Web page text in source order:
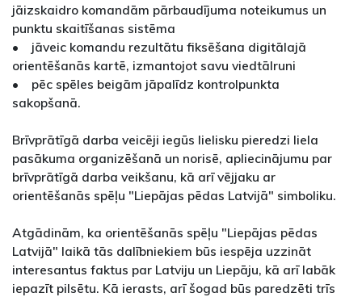
jāizskaidro komandām pārbaudījuma noteikumus un
punktu skaitīšanas sistēma
• jāveic komandu rezultātu fiksēšana digitālajā
orientēšanās kartē, izmantojot savu viedtālruni
• pēc spēles beigām jāpalīdz kontrolpunkta
sakopšanā.
Brīvprātīgā darba veicēji iegūs lielisku pieredzi liela
pasākuma organizēšanā un norisē, apliecinājumu par
brīvprātīgā darba veikšanu, kā arī vējjaku ar
orientēšanās spēļu "Liepājas pēdas Latvijā" simboliku.
Atgādinām, ka orientēšanās spēļu "Liepājas pēdas
Latvijā" laikā tās dalībniekiem būs iespēja uzzināt
interesantus faktus par Latviju un Liepāju, kā arī labāk
iepazīt pilsētu. Kā ierasts, arī šogad būs paredzēti trīs